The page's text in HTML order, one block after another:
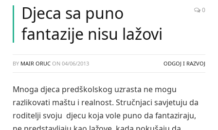
Djeca sa puno
fantazije nisu lažovi
0
BY MAIR ORUC ON 04/06/2013 ODGOJ I RAZVOJ
Mnoga djeca predškolskog uzrasta ne mogu
razlikovati maštu i realnost. Stručnjaci savjetuju da
roditelji svoju djecu koja vole puno da fantaziraju,